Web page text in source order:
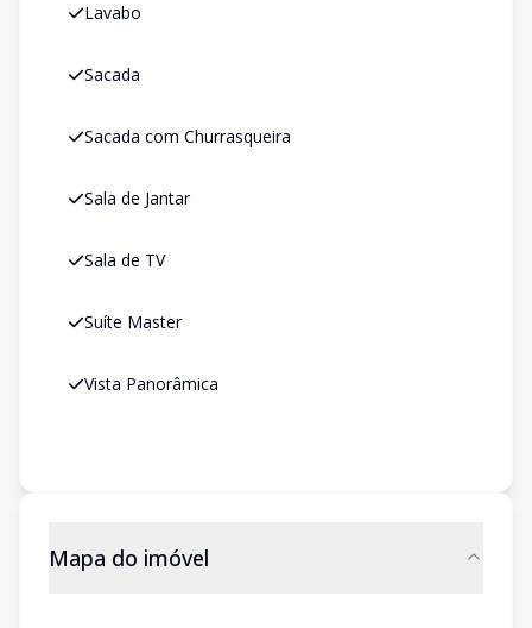
Lavabo
Sacada
Sacada com Churrasqueira
Sala de Jantar
Sala de TV
Suíte Master
Vista Panorâmica
Mapa do imóvel